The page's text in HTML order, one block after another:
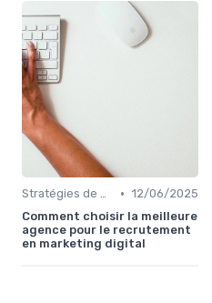
Stratégies de Recrutement Digital • 12/06/2025
Comment choisir la meilleure
agence pour le recrutement
en marketing digital